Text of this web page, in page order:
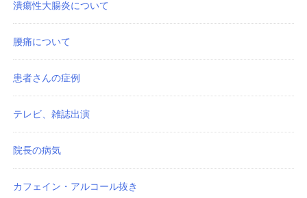
潰瘍性大腸炎について
腰痛について
患者さんの症例
テレビ、雑誌出演
院長の病気
カフェイン・アルコール抜き